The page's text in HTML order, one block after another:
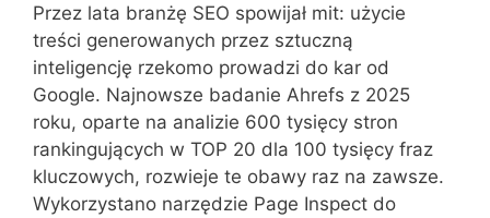
Przez lata branżę SEO spowijał mit: użycie
treści generowanych przez sztuczną
inteligencję rzekomo prowadzi do kar od
Google. Najnowsze badanie Ahrefs z 2025
roku, oparte na analizie 600 tysięcy stron
rankingujących w TOP 20 dla 100 tysięcy fraz
kluczowych, rozwieje te obawy raz na zawsze.
Wykorzystano narzędzie Page Inspect do